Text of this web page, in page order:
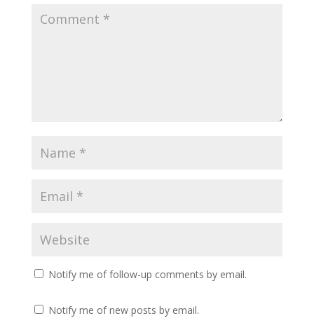
Notify me of follow-up comments by email.
Notify me of new posts by email.